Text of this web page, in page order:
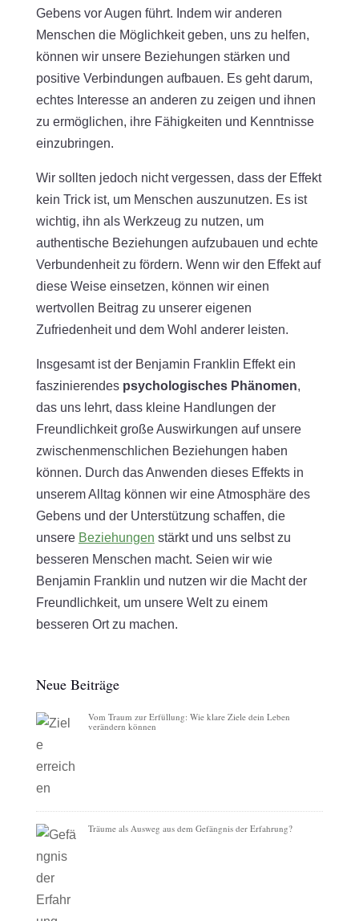
Gebens vor Augen führt. Indem wir anderen
Menschen die Möglichkeit geben, uns zu helfen,
können wir unsere Beziehungen stärken und
positive Verbindungen aufbauen. Es geht darum,
echtes Interesse an anderen zu zeigen und ihnen
zu ermöglichen, ihre Fähigkeiten und Kenntnisse
einzubringen.
Wir sollten jedoch nicht vergessen, dass der Effekt
kein Trick ist, um Menschen auszunutzen. Es ist
wichtig, ihn als Werkzeug zu nutzen, um
authentische Beziehungen aufzubauen und echte
Verbundenheit zu fördern. Wenn wir den Effekt auf
diese Weise einsetzen, können wir einen
wertvollen Beitrag zu unserer eigenen
Zufriedenheit und dem Wohl anderer leisten.
Insgesamt ist der Benjamin Franklin Effekt ein
faszinierendes psychologisches Phänomen,
das uns lehrt, dass kleine Handlungen der
Freundlichkeit große Auswirkungen auf unsere
zwischenmenschlichen Beziehungen haben
können. Durch das Anwenden dieses Effekts in
unserem Alltag können wir eine Atmosphäre des
Gebens und der Unterstützung schaffen, die
unsere Beziehungen stärkt und uns selbst zu
besseren Menschen macht. Seien wir wie
Benjamin Franklin und nutzen wir die Macht der
Freundlichkeit, um unsere Welt zu einem
besseren Ort zu machen.
Neue Beiträge
Vom Traum zur Erfüllung: Wie klare Ziele dein Leben
verändern können
Träume als Ausweg aus dem Gefängnis der Erfahrung?